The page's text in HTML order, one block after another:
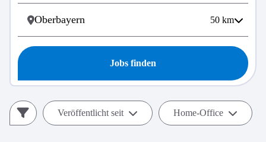
50 km
Jobs finden
Veröffentlicht seit Home-Office